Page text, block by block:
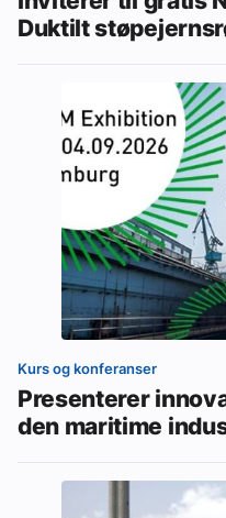
Duktilt
Kurs og konferanser
Presenterer
den maritime